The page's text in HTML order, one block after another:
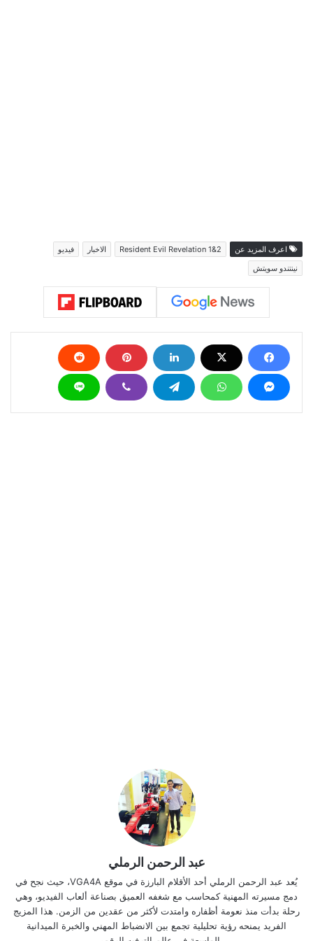
اعرف المزيد عن Resident Evil Revelation 1&2 الاخبار
فيديو
نينتندو سويتش
عبد الرحمن الرملي
يُعد عبد الرحمن الرملي أحد الأقلام البارزة في موقع VGA4A، حيث نجح في
دمج مسيرته المهنية كمحاسب مع شغفه العميق بصناعة ألعاب الفيديو، وهي
رحلة بدأت منذ نعومة أظفاره وامتدت لأكثر من عقدين من الزمن. هذا المزيج
الفريد يمنحه رؤية تحليلية تجمع بين الانضباط المهني والخبرة الميدانية